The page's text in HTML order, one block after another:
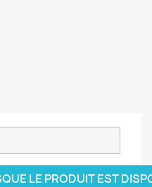
LE PRODUIT EST